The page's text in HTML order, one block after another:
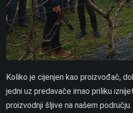
Koliko je cijenjen kao proizvođač,
jedni uz predavače imao priliku
proizvodnji šljive na našem području.